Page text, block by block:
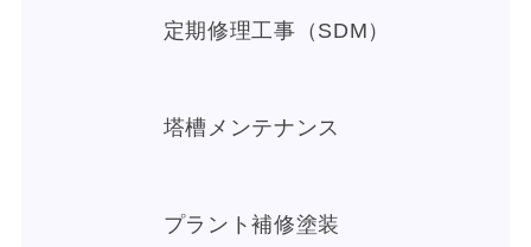
定期修理工事（SDM）
塔槽メンテナンス
プラント補修塗装